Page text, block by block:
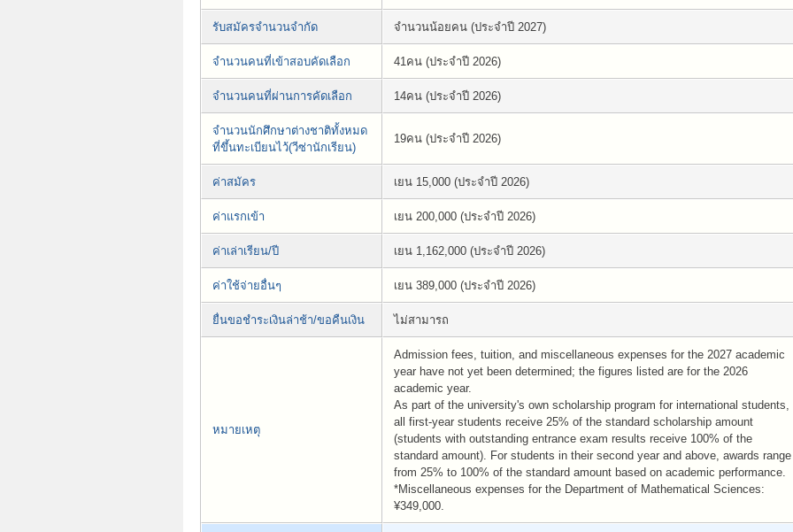
รับสมัครจำนวนจำกัด จำนวนน้อยคน (ประจำปี 2027)
จำนวนคนที่เข้าสอบคัดเลือก 41คน (ประจำปี 2026)
จำนวนคนที่ผ่านการคัดเลือก 14คน (ประจำปี 2026)
จำนวนนักศึกษาต่างชาติทั้งหมด
ที่ขึ้นทะเบียนไว้(วีซ่านักเรียน)
19คน (ประจำปี 2026)
ค่าสมัคร เยน 15,000 (ประจำปี 2026)
ค่าแรกเข้า เยน 200,000 (ประจำปี 2026)
ค่าเล่าเรียน/ปี เยน 1,162,000 (ประจำปี 2026)
ค่าใช้จ่ายอื่นๆ เยน 389,000 (ประจำปี 2026)
ยื่นขอชำระเงินล่าช้า/ขอคืนเงิน ไม่สามารถ
หมายเหตุ
Admission fees, tuition, and miscellaneous expenses for the 2027 academic
year have not yet been determined; the figures listed are for the 2026
academic year.
As part of the university's own scholarship program for international students,
all first-year students receive 25% of the standard scholarship amount
(students with outstanding entrance exam results receive 100% of the
standard amount). For students in their second year and above, awards range
from 25% to 100% of the standard amount based on academic performance.
*Miscellaneous expenses for the Department of Mathematical Sciences:
¥349,000.